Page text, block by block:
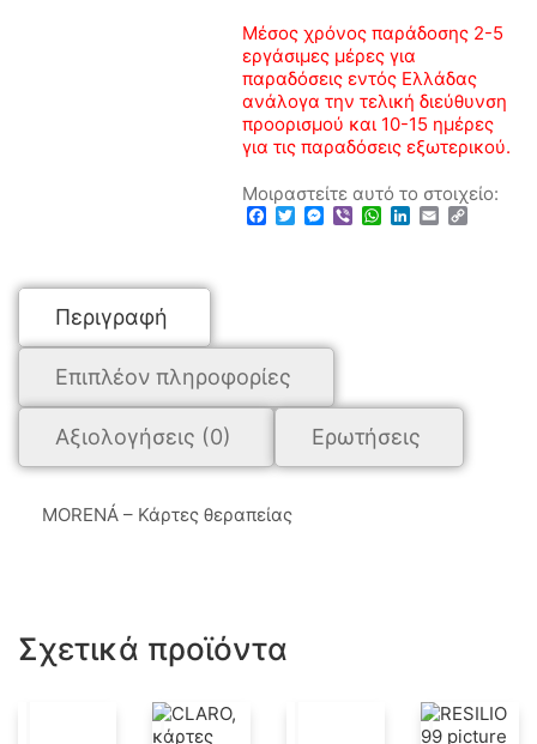
Μέσος χρόνος παράδοσης 2-5
εργάσιμες μέρες για
παραδόσεις εντός Ελλάδας
ανάλογα την τελική διεύθυνση
προορισμού και 10-15 ημέρες
για τις παραδόσεις εξωτερικού.
Μοιραστείτε αυτό το στοιχείο:
Facebook
TwitterMessenger
ViberWhatsApp
LinkedIn
Email
Περιγραφή
Επιπλέον πληροφορίες
Αξιολογήσεις (0) Ερωτήσεις
MORENÁ – Κάρτες θεραπείας
Σχετικά προϊόντα